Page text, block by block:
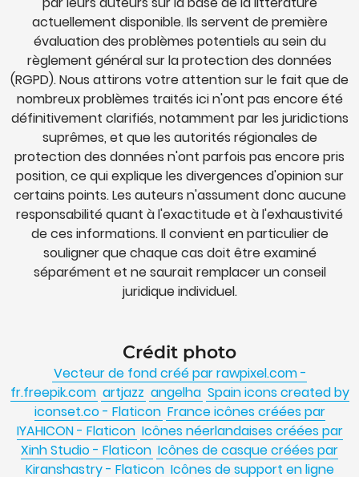
actuellement disponible. Ils servent de première
évaluation des problèmes potentiels au sein du
règlement général sur la protection des données
(RGPD). Nous attirons votre attention sur le fait que de
nombreux problèmes traités ici n'ont pas encore été
définitivement clarifiés, notamment par les juridictions
suprêmes, et que les autorités régionales de
protection des données n'ont parfois pas encore pris
position, ce qui explique les divergences d'opinion sur
certains points. Les auteurs n'assument donc aucune
responsabilité quant à l'exactitude et à l'exhaustivité
de ces informations. Il convient en particulier de
souligner que chaque cas doit être examiné
séparément et ne saurait remplacer un conseil
juridique individuel.
Crédit photo
Vecteur de fond créé par rawpixel.com -
fr.freepik.com artjazz angelha Spain icons created by
iconset.co - Flaticon France icônes créées par
IYAHICON - Flaticon Icônes néerlandaises créées par
Xinh Studio - Flaticon Icônes de casque créées par
Kiranshastry - Flaticon Icônes de support en ligne